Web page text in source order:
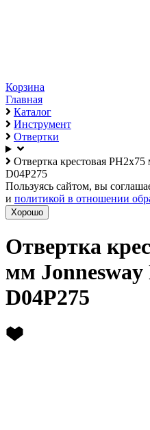
Корзина
Главная
Каталог
Инструмент
Отвертки
Отвертка крестовая
D04P275
Пользуясь сайтом, вы
и политикой в отношении
Хорошо
Отвертка
мм
D04P275